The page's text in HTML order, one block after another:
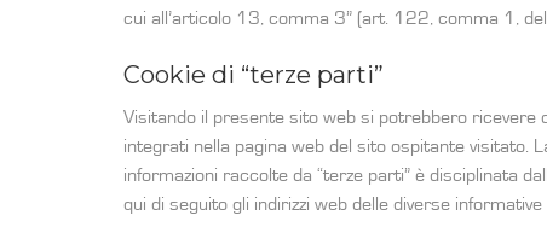
cui all’articolo 13, comma 3” (art. 122, comma 1,
Cookie di “terze parti”
Visitando il presente sito web si potrebbero ricevere
integrati nella pagina web del sito ospitante visitato.
informazioni raccolte da “terze parti” è disciplinata
qui di seguito gli indirizzi web delle diverse